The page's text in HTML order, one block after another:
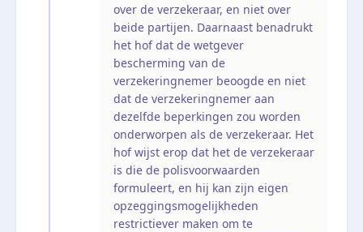
over de verzekeraar, en niet over
beide partijen. Daarnaast benadrukt
het hof dat de wetgever
bescherming van de
verzekeringnemer beoogde en niet
dat de verzekeringnemer aan
dezelfde beperkingen zou worden
onderworpen als de verzekeraar. Het
hof wijst erop dat het de verzekeraar
is die de polisvoorwaarden
formuleert, en hij kan zijn eigen
opzeggingsmogelijkheden
restrictiever maken om te